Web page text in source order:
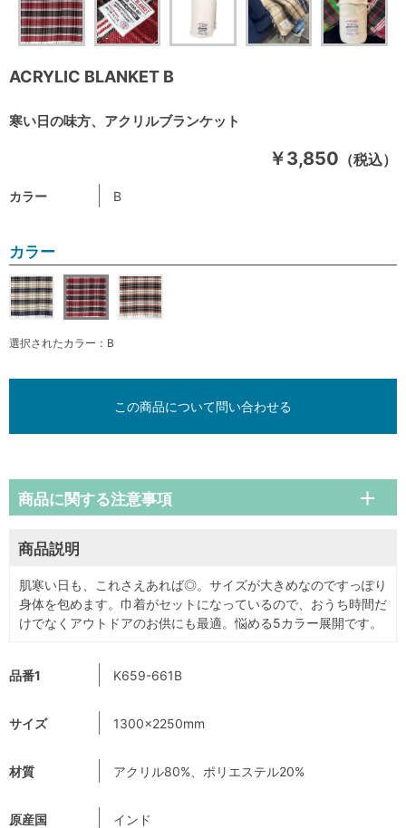
ACRYLIC BLANKET B
寒い日の味方、アクリルブランケット
￥3,850 （税込）
品番1 K659-661B
カラー B
サイズ 1300×2250mm
材質 アクリル80%、ポリエステル20%
原産国 インド
カラー
選択されたカラー：B
この商品について問い合わせる
商品説明
肌寒い日も、これさえあれば◎。サイズが大きめなのですっぽり
身体を包めます。巾着がセットになっているので、おうち時間だ
けでなくアウトドアのお供にも最適。悩める5カラー展開です。
商品に関する注意事項